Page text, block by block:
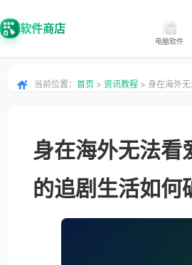
软件商店
电脑软件
当前位置： 首页 > 资讯教程 > 身在海外
身在海外无法看
的追剧生活如何